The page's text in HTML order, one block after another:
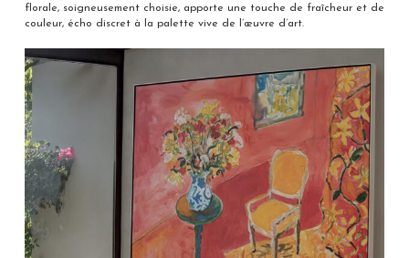
florale, soigneusement choisie, apporte une touche de fraîcheur et de
couleur, écho discret à la palette vive de l’œuvre d’art.